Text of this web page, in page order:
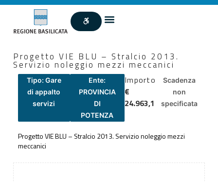
Progetto VIE BLU – Stralcio 2013.
Servizio noleggio mezzi meccanici
Tipo: Gare
di appalto
servizi
Ente:
PROVINCIA
DI
POTENZA
Importo
€
24.963,1
Scadenza
non
specificata
Progetto VIE BLU – Stralcio 2013. Servizio noleggio mezzi
meccanici